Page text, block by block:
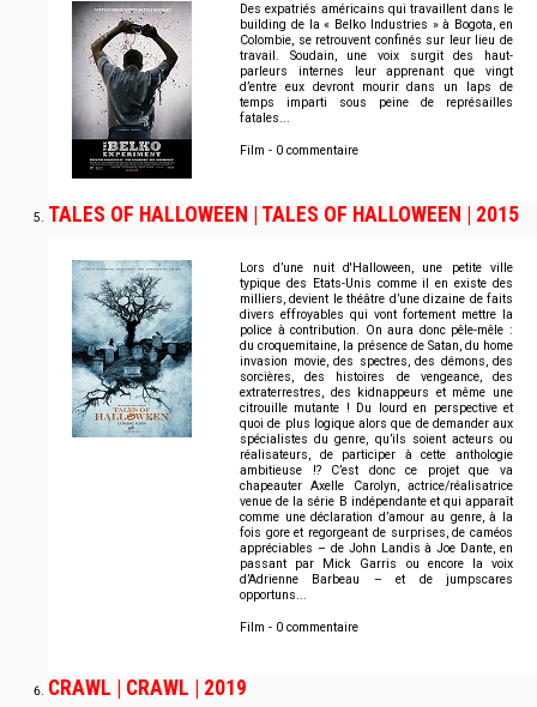
Des expatriés américains qui travaillent dans le
building de la « Belko Industries » à Bogota, en
Colombie, se retrouvent confinés sur leur lieu de
travail. Soudain, une voix surgit des haut-
parleurs internes leur apprenant que vingt
d’entre eux devront mourir dans un laps de
temps imparti sous peine de représailles
fatales...
Film - 0 commentaire
TALES OF HALLOWEEN | TALES OF HALLOWEEN | 2015
Lors d’une nuit d'Halloween, une petite ville
typique des Etats-Unis comme il en existe des
milliers, devient le théâtre d’une dizaine de faits
divers effroyables qui vont fortement mettre la
police à contribution. On aura donc pêle-mêle :
du croquemitaine, la présence de Satan, du home
invasion movie, des spectres, des démons, des
sorcières, des histoires de vengeance, des
extraterrestres, des kidnappeurs et même une
citrouille mutante ! Du lourd en perspective et
quoi de plus logique alors que de demander aux
spécialistes du genre, qu’ils soient acteurs ou
réalisateurs, de participer à cette anthologie
ambitieuse !? C’est donc ce projet que va
chapeauter Axelle Carolyn, actrice/réalisatrice
venue de la série B indépendante et qui apparaît
comme une déclaration d’amour au genre, à la
fois gore et regorgeant de surprises, de caméos
appréciables – de John Landis à Joe Dante, en
passant par Mick Garris ou encore la voix
d’Adrienne Barbeau – et de jumpscares
opportuns...
Film - 0 commentaire
CRAWL | CRAWL | 2019